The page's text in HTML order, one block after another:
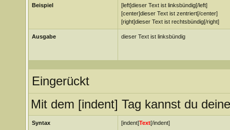
Beispiel
[left]dieser Text ist linksbündig[/left]
[center]dieser Text ist zentriert[/center]
[right]dieser Text ist rechtsbündig[/right]
Ausgabe dieser Text ist linksbündig
Eingerückt
Mit dem [indent] Tag kannst du
Syntax [indent]Text[/indent]